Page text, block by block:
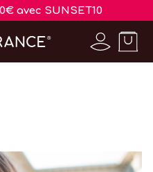
avec SUNSET10